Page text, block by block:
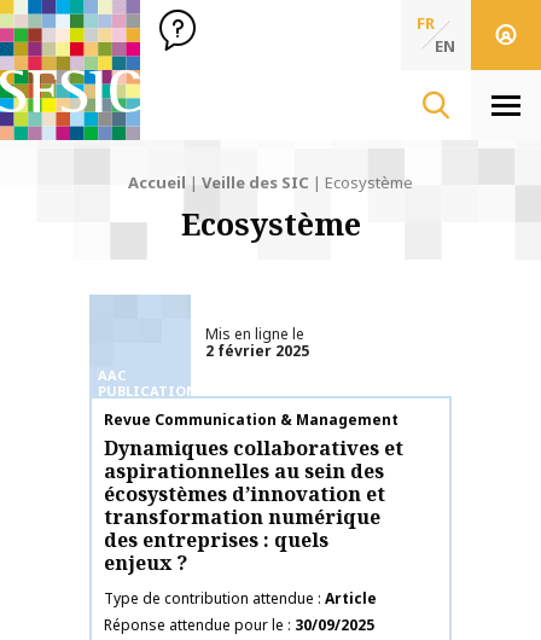
SFSIC Société Française des Sciences de l'Information & de
Société Française des Sciences
de l'Information
FR
EN
Accueil | Veille des SIC | Ecosystème
Ecosystème
AAC
PUBLICATIONS
Mis en ligne le
2 février 2025
Nom de la publication
Revue Communication & Management
Dynamiques collaboratives et
aspirationnelles au sein des
écosystèmes d’innovation et
transformation numérique
des entreprises : quels
enjeux ?
Type de contribution attendue Article
Réponse attendue pour le
30/09/2025